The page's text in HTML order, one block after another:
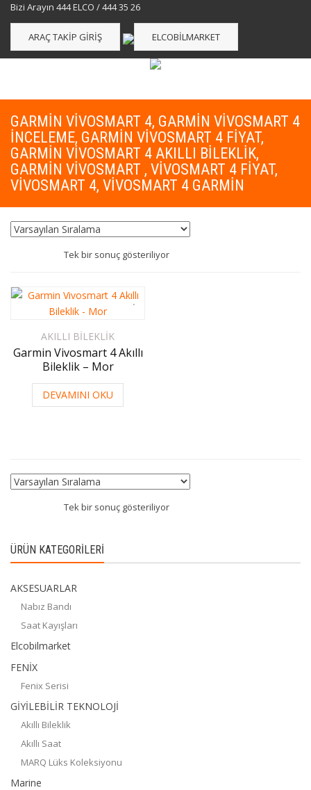
Bizi Arayın 444 ELCO / 444 35 26
ARAÇ TAKIP GIRIŞ ELCOBILMARKET
GARMIN VIVOSMART 4, GARMIN VIVOSMART 4
INCELEME, GARMIN VIVOSMART 4 FIYAT,
GARMIN VIVOSMART 4 AKILLI BILEKLIK,
GARMIN VIVOSMART , VIVOSMART 4 FIYAT,
VIVOSMART 4, VIVOSMART 4 GARMIN
Tek bir sonuç gösteriliyor
AKILLI BILEKLIK
Garmin Vivosmart 4 Akıllı
Bileklik – Mor
DEVAMINI OKU
Tek bir sonuç gösteriliyor
ÜRÜN KATEGORILERI
AKSESUARLAR
Nabız Bandı
Saat Kayışları
Elcobilmarket
FENİX
Fenix Serisi
GİYİLEBİLİR TEKNOLOJİ
Akıllı Bileklik
Akıllı Saat
MARQ Lüks Koleksiyonu
Marine